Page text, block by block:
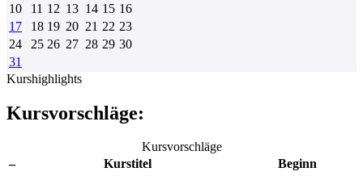
10
11 12 13 14 15 16
17
18 19 20 21 22 23
24
25 26 27 28 29 30
31
Kurshighlights
Kursvorschläge:
Kursvorschläge
–
Kurstitel
Beginn